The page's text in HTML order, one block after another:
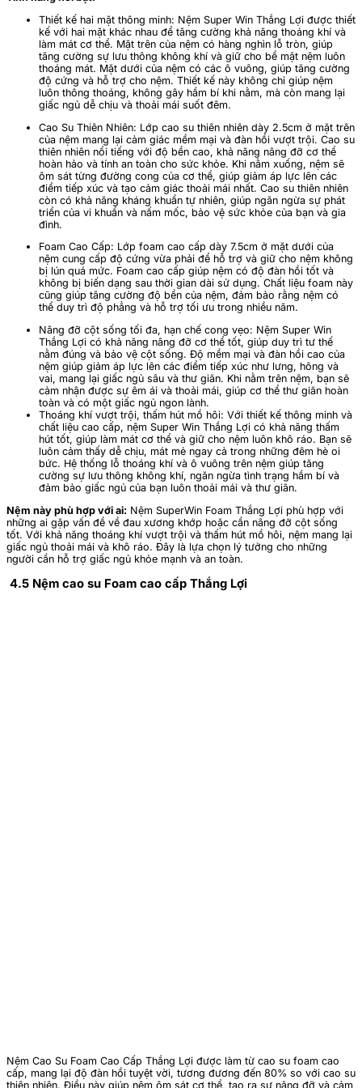
Thiết kế hai mặt thông minh: Nệm Super Win Thắng Lợi được thiết
kế với hai mặt khác nhau để tăng cường khả năng thoáng khí và
làm mát cơ thể. Mặt trên của nệm có hàng nghìn lỗ tròn, giúp
tăng cường sự lưu thông không khí và giữ cho bề mặt nệm luôn
thoáng mát. Mặt dưới của nệm có các ô vuông, giúp tăng cường
độ cứng và hỗ trợ cho nệm. Thiết kế này không chỉ giúp nệm
luôn thông thoáng, không gây hầm bí khi nằm, mà còn mang lại
giấc ngủ dễ chịu và thoải mái suốt đêm.
Cao Su Thiên Nhiên: Lớp cao su thiên nhiên dày 2.5cm ở mặt trên
của nệm mang lại cảm giác mềm mại và đàn hồi vượt trội. Cao su
thiên nhiên nổi tiếng với độ bền cao, khả năng nâng đỡ cơ thể
hoàn hảo và tính an toàn cho sức khỏe. Khi nằm xuống, nệm sẽ
ôm sát từng đường cong của cơ thể, giúp giảm áp lực lên các
điểm tiếp xúc và tạo cảm giác thoải mái nhất. Cao su thiên nhiên
còn có khả năng kháng khuẩn tự nhiên, giúp ngăn ngừa sự phát
triển của vi khuẩn và nấm mốc, bảo vệ sức khỏe của bạn và gia
đình.
Foam Cao Cấp: Lớp foam cao cấp dày 7.5cm ở mặt dưới của
nệm cung cấp độ cứng vừa phải để hỗ trợ và giữ cho nệm không
bị lún quá mức. Foam cao cấp giúp nệm có độ đàn hồi tốt và
không bị biến dạng sau thời gian dài sử dụng. Chất liệu foam này
cũng giúp tăng cường độ bền của nệm, đảm bảo rằng nệm có
thể duy trì độ phẳng và hỗ trợ tối ưu trong nhiều năm.
Nâng đỡ cột sống tối đa, hạn chế cong vẹo: Nệm Super Win
Thắng Lợi có khả năng nâng đỡ cơ thể tốt, giúp duy trì tư thế
nằm đúng và bảo vệ cột sống. Độ mềm mại và đàn hồi cao của
nệm giúp giảm áp lực lên các điểm tiếp xúc như lưng, hông và
vai, mang lại giấc ngủ sâu và thư giãn. Khi nằm trên nệm, bạn sẽ
cảm nhận được sự êm ái và thoải mái, giúp cơ thể thư giãn hoàn
toàn và có một giấc ngủ ngon lành.
Thoáng khí vượt trội, thấm hút mồ hôi: Với thiết kế thông minh và
chất liệu cao cấp, nệm Super Win Thắng Lợi có khả năng thấm
hút tốt, giúp làm mát cơ thể và giữ cho nệm luôn khô ráo. Bạn sẽ
luôn cảm thấy dễ chịu, mát mẻ ngay cả trong những đêm hè oi
bức. Hệ thống lỗ thoáng khí và ô vuông trên nệm giúp tăng
cường sự lưu thông không khí, ngăn ngừa tình trạng hầm bí và
đảm bảo giấc ngủ của bạn luôn thoải mái và thư giãn.
Nệm này phù hợp với ai: Nệm SuperWin Foam Thắng Lợi phù hợp với
những ai gặp vấn đề về đau xương khớp hoặc cần nâng đỡ cột sống
tốt. Với khả năng thoáng khí vượt trội và thấm hút mồ hôi, nệm mang lại
giấc ngủ thoải mái và khô ráo. Đây là lựa chọn lý tưởng cho những
người cần hỗ trợ giấc ngủ khỏe mạnh và an toàn.
4.5 Nệm cao su Foam cao cấp Thắng Lợi
Nệm Cao Su Foam Cao Cấp Thắng Lợi được làm từ cao su foam cao
cấp, mang lại độ đàn hồi tuyệt vời, tương đương đến 80% so với cao su
thiên nhiên. Điều này giúp nệm ôm sát cơ thể, tạo ra sự nâng đỡ và cảm